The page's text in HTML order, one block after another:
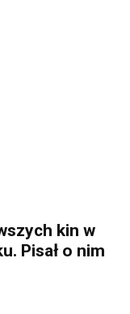
kin w
Pisał o nim